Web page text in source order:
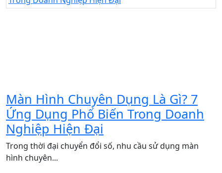
Màn Hình Chuyên Dụng Là Gì? 7
Ứng Dụng Phổ Biến Trong Doanh
Nghiệp Hiện Đại
Trong thời đại chuyển đổi số, nhu cầu sử dụng màn
hình chuyên...